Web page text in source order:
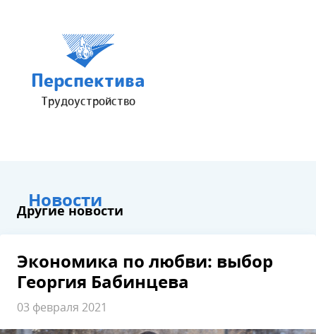
Перспектива
Трудоустройство
Новости
Другие новости
Экономика по любви: выбор
Георгия Бабинцева
03 февраля 2021